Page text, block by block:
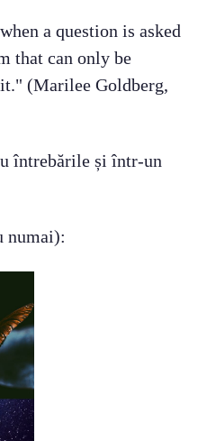
a question is asked
that can only be
(Marilee Goldberg,
întrebările și într-un
numai):